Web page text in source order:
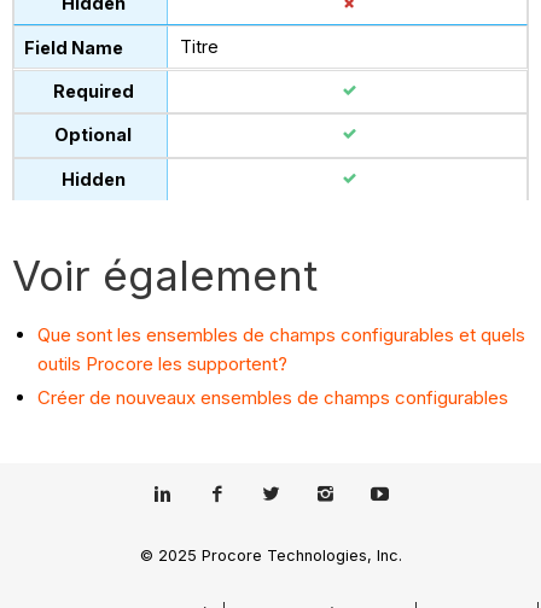
Titre
Voir également
Que sont les ensembles de champs configurables et quels
outils Procore les supportent?
Créer de nouveaux ensembles de champs configurables
© 2025 Procore Technologies, Inc.